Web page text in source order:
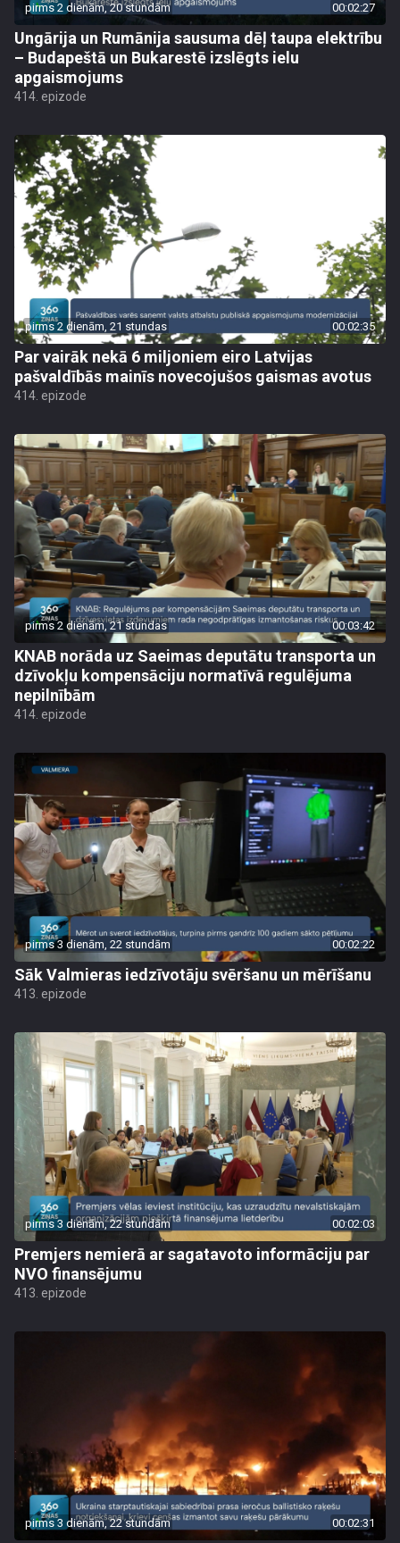
pirms 2 dienām, 20 stundām 00:02:27
Ungārija un Rumānija sausuma dēļ taupa elektrību
– Budapeštā un Bukarestē izslēgts ielu
apgaismojums
414. epizode
pirms 2 dienām, 21 stundas 00:02:35
Par vairāk nekā 6 miljoniem eiro Latvijas
pašvaldībās mainīs novecojušos gaismas avotus
414. epizode
pirms 2 dienām, 21 stundas 00:03:42
KNAB norāda uz Saeimas deputātu transporta un
dzīvokļu kompensāciju normatīvā regulējuma
nepilnībām
414. epizode
pirms 3 dienām, 22 stundām 00:02:22
Sāk Valmieras iedzīvotāju svēršanu un mērīšanu
413. epizode
pirms 3 dienām, 22 stundām 00:02:03
Premjers nemierā ar sagatavoto informāciju par
NVO finansējumu
413. epizode
pirms 3 dienām, 22 stundām 00:02:31